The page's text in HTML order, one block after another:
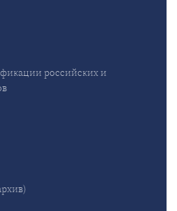
российских и